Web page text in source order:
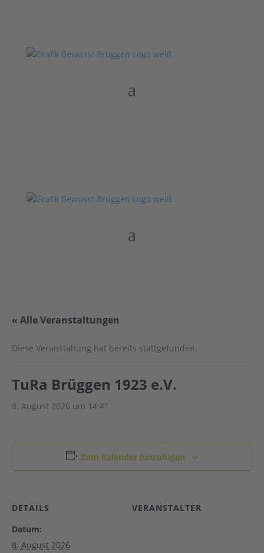
« Alle Veranstaltungen
Diese Veranstaltung hat bereits stattgefunden.
TuRa Brüggen 1923 e.V.
8. August 2026 um 14:41
Zum Kalender hinzufügen
DETAILS
Datum:
8. August 2026
VERANSTALTER